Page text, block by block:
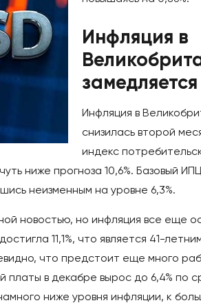
Инфляция в
замедляется
Инфляция в
снизилась второй
индекс
ниже прогноза 10,6%. Базовый
неизменным на уровне 6,3%.
новостью, но инфляция все еще
11,1%, что является 41-
что предстоит еще много
в декабре вырос до 6,4% по
ниже уровня инфляции, к